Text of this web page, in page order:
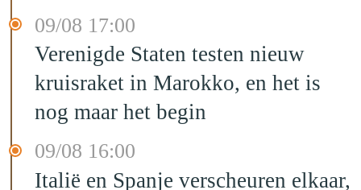
09/08 17:00
Verenigde Staten testen nieuw
kruisraket in Marokko, en het is
nog maar het begin
09/08 16:00
Italië en Spanje verscheuren elkaar,